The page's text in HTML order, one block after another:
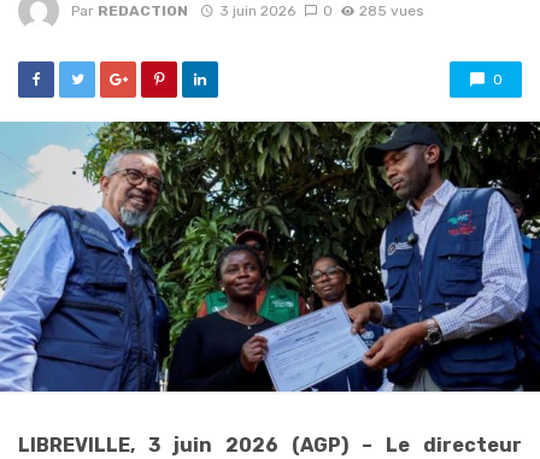
Par REDACTION 3 juin 2026 0 285 vues
0
LIBREVILLE, 3 juin 2026 (AGP) – Le directeur